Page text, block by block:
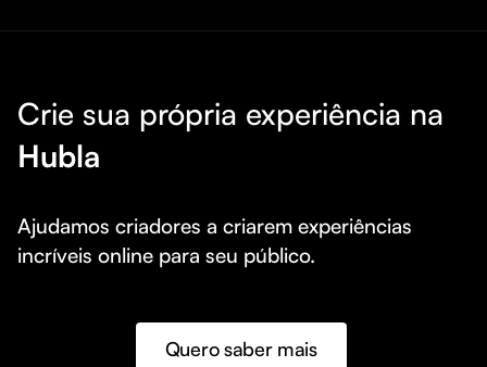
Crie sua própria experiência na
Hubla
Ajudamos criadores a criarem experiências
incríveis online para seu público.
Quero saber mais